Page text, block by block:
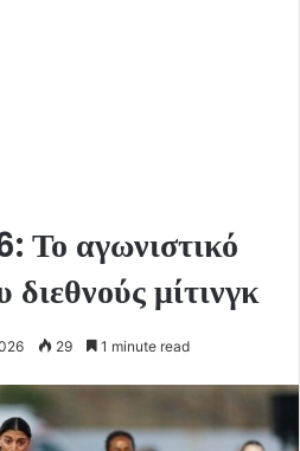
Το αγωνιστικό
μίτινγκ
29 1 minute read